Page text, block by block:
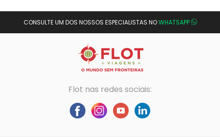
CONSULTE UM DOS NOSSOS ESPECIALISTAS NOWHATSAPP
Flot nas redes sociais: